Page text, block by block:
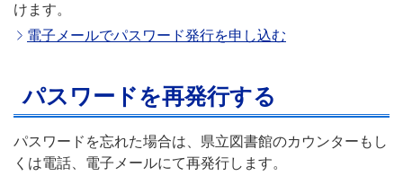
けます。
電子メールでパスワード発行を申し込む
パスワードを再発行する
パスワードを忘れた場合は、県立図書館のカウンターもし
くは電話、電子メールにて再発行します。